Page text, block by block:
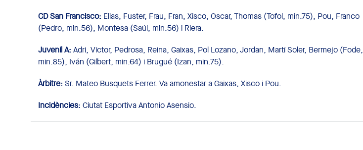
CD San Francisco: Elias, Fuster, Frau, Fran, Xisco, Oscar, Thomas (Tofol, min.75), Pou, Franco
(Pedro, min.56), Montesa (Saúl, min.56) i Riera.
Juvenil A: Adri, Víctor, Pedrosa, Reina, Gaixas, Pol Lozano, Jordan, Martí Soler, Bermejo (Fode,
min.85), Iván (Gilbert, min.64) i Brugué (Izan, min.75).
Àrbitre: Sr. Mateo Busquets Ferrer. Va amonestar a Gaixas, Xisco i Pou.
Incidències: Ciutat Esportiva Antonio Asensio.